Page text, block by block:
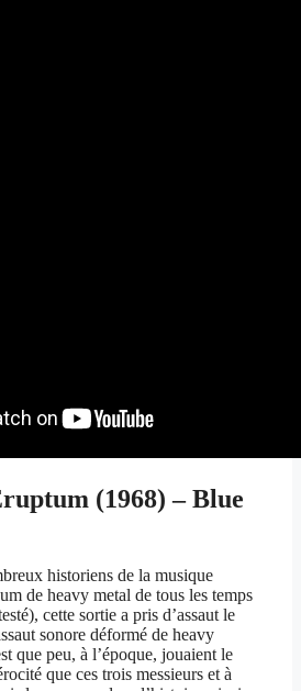
(1968) – Blue
historiens de la musique
de heavy metal de tous les temps
cette sortie a pris d’assaut le
sonore déformé de heavy
que peu, à l’époque, jouaient le
que ces trois messieurs et à